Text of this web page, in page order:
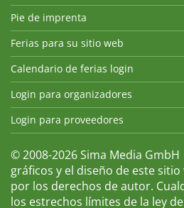
Pie de imprenta
Ferias para su sitio web
Calendario de ferias login
Login para organizadores
Login para proveedores
© 2008-2026 Sima Media
gráficos y el diseño de este
por los derechos de autor.
los estrechos límites de la ley